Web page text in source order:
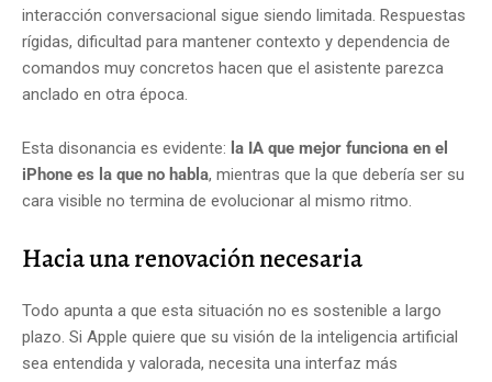
interacción conversacional sigue siendo limitada. Respuestas
rígidas, dificultad para mantener contexto y dependencia de
comandos muy concretos hacen que el asistente parezca
anclado en otra época.
Esta disonancia es evidente: la IA que mejor funciona en el
iPhone es la que no habla, mientras que la que debería ser su
cara visible no termina de evolucionar al mismo ritmo.
Hacia una renovación necesaria
Todo apunta a que esta situación no es sostenible a largo
plazo. Si Apple quiere que su visión de la inteligencia artificial
sea entendida y valorada, necesita una interfaz más